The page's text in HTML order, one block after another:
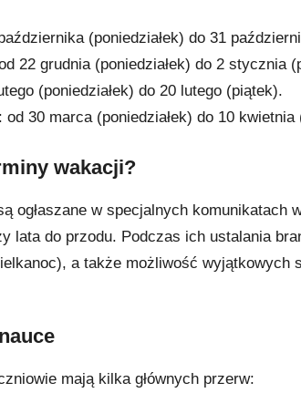
(poniedziałek) do 31
22 grudnia (poniedziałek) do 2 stycznia
(poniedziałek) do 20 lutego (piątek).
od 30 marca (poniedziałek) do 10 kwietnia
wakacji?
ogłaszane w specjalnych komunikatach
lata do przodu. Podczas ich ustalania
a także możliwość wyjątkowych
mają kilka głównych przerw: